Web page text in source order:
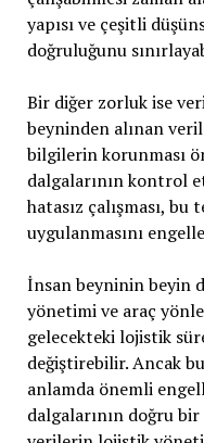
yapısı ve çeşitli
doğruluğunu
Bir diğer zorluk ise
beyninden alınan
bilgilerin korunması
dalgalarının kontrol
hatasız çalışması,
uygulanmasını
İnsan beyninin beyin
yönetimi ve araç
gelecekteki lojistik
değiştirebilir. Ancak
anlamda önemli
dalgalarının doğru